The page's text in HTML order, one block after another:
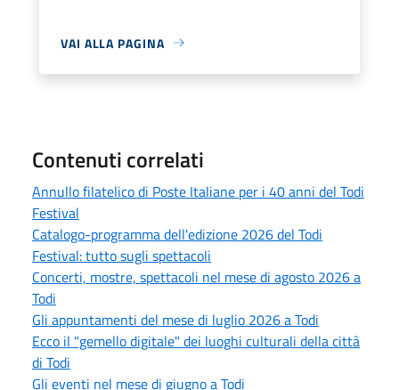
VAI ALLA PAGINA
Contenuti correlati
Annullo filatelico di Poste Italiane per i 40 anni del Todi
Festival
Catalogo-programma dell'edizione 2026 del Todi
Festival: tutto sugli spettacoli
Concerti, mostre, spettacoli nel mese di agosto 2026 a
Todi
Gli appuntamenti del mese di luglio 2026 a Todi
Ecco il "gemello digitale" dei luoghi culturali della città
di Todi
Gli eventi nel mese di giugno a Todi